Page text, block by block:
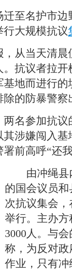
至名护市边
行大规模抗议
从当天清晨
抗议者拉
基地而进行
的防暴警
名参加抗议
涉嫌闯入
前高呼“还
由冲绳县
的国会议员
次抗议集会
举行。主办
3000人。与会
称，为反对
作业，只有